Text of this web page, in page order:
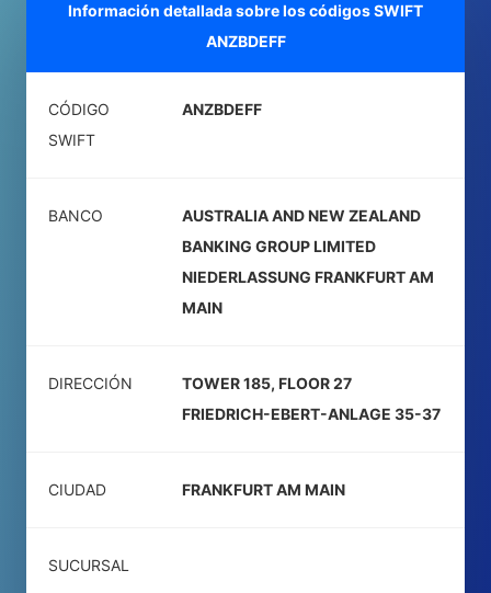
Información detallada sobre los códigos SWIFT
ANZBDEFF
CÓDIGO
SWIFT
ANZBDEFF
BANCO
AUSTRALIA AND NEW ZEALAND
BANKING GROUP LIMITED
NIEDERLASSUNG FRANKFURT AM
MAIN
DIRECCIÓN
TOWER 185, FLOOR 27
FRIEDRICH-EBERT-ANLAGE 35-37
CIUDAD FRANKFURT AM MAIN
SUCURSAL